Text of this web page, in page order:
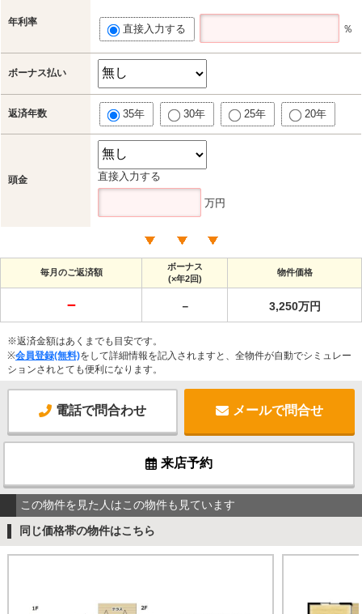
年利率
直接入力する ％
ボーナス払い
返済年数 35年 30年 25年 20年
頭金 直接入力する
万円
毎月のご返済額
ボーナス
(×年2回)
物件価格
－ － 3,250万円
※返済金額はあくまでも目安です。
※会員登録(無料)をして詳細情報を記入されますと、全物件が自動でシミュレー
ションされとても便利になります。
電話で問合わせ メールで問合せ
来店予約
この物件を見た人はこの物件も見ています
同じ価格帯の物件はこちら